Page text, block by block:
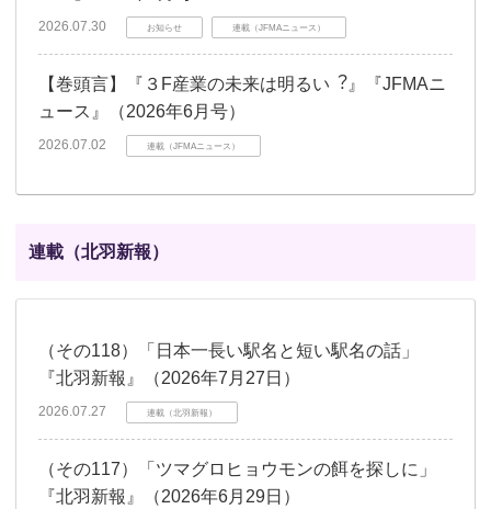
2026.07.30 お知らせ 連載（JFMAニュース）
【巻頭言】『３F産業の未来は明るい︖』『JFMAニ
ュース』（2026年6月号）
2026.07.02 連載（JFMAニュース）
連載（北羽新報）
（その118）「日本一長い駅名と短い駅名の話」
『北羽新報』（2026年7月27日）
2026.07.27 連載（北羽新報）
（その117）「ツマグロヒョウモンの餌を探しに」
『北羽新報』（2026年6月29日）